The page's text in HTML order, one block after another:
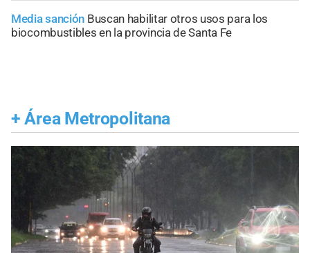
Media sanción Buscan habilitar otros usos para los
biocombustibles en la provincia de Santa Fe
+ Área Metropolitana